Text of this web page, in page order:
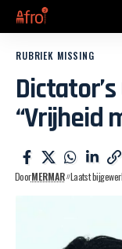
RUBRIEK MISSING
“Vrijheid
DoorMERMAR Laatst